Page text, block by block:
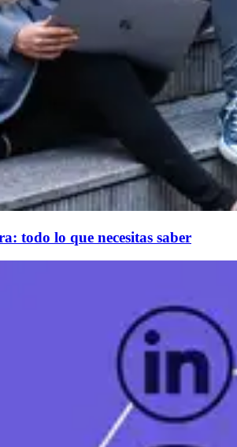
todo lo que necesitas saber